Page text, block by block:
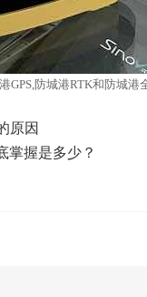
防城港RTK和防城港
原因
掌握是多少？